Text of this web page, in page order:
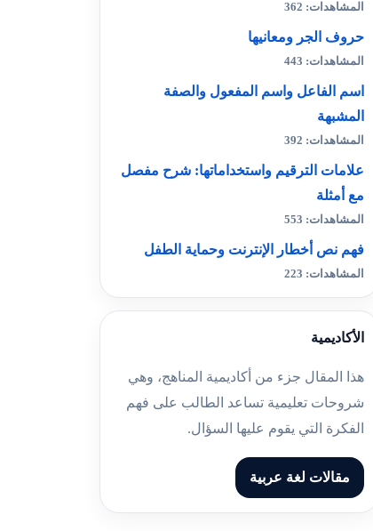
المشاهدات: 362
حروف الجر ومعانيها
المشاهدات: 443
اسم الفاعل واسم المفعول والصفة
المشبهة
المشاهدات: 392
علامات الترقيم واستخداماتها: شرح مفصل
مع أمثلة
المشاهدات: 553
فهم نص أخطار الإنترنت وحماية الطفل
المشاهدات: 223
الأكاديمية
هذا المقال جزء من أكاديمية المناهج، وهي
شروحات تعليمية تساعد الطالب على فهم
الفكرة التي يقوم عليها السؤال.
مقالات لغة عربية